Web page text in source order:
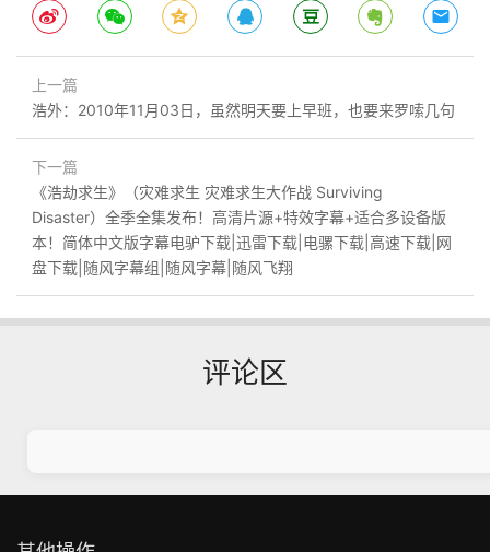
上一篇
浩外：2010年11月03日，虽然明天要上早班，也要来罗嗦几句
下一篇
《浩劫求生》（灾难求生 灾难求生大作战 Surviving
Disaster）全季全集发布！高清片源+特效字幕+适合多设备版
本！简体中文版字幕电驴下载|迅雷下载|电骡下载|高速下载|网
盘下载|随风字幕组|随风字幕|随风飞翔
评论区